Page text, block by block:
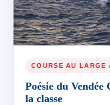
COURSE AU LARGE
Poésie du
la classe